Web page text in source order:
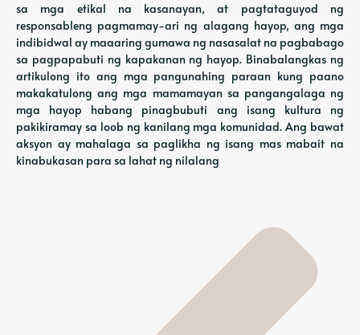
sa mga etikal na kasanayan, at pagtataguyod ng
responsableng pagmamay-ari ng alagang hayop, ang mga
indibidwal ay maaaring gumawa ng nasasalat na pagbabago
sa pagpapabuti ng kapakanan ng hayop. Binabalangkas ng
artikulong ito ang mga pangunahing paraan kung paano
makakatulong ang mga mamamayan sa pangangalaga ng
mga hayop habang pinagbubuti ang isang kultura ng
pakikiramay sa loob ng kanilang mga komunidad. Ang bawat
aksyon ay mahalaga sa paglikha ng isang mas mabait na
kinabukasan para sa lahat ng nilalang